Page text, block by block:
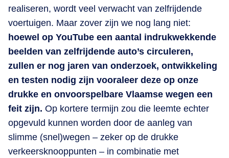
realiseren, wordt veel verwacht van zelfrijdende
voertuigen. Maar zover zijn we nog lang niet:
hoewel op YouTube een aantal indrukwekkende
beelden van zelfrijdende auto’s circuleren,
zullen er nog jaren van onderzoek, ontwikkeling
en testen nodig zijn vooraleer deze op onze
drukke en onvoorspelbare Vlaamse wegen een
feit zijn. Op kortere termijn zou die leemte echter
opgevuld kunnen worden door de aanleg van
slimme (snel)wegen – zeker op de drukke
verkeersknooppunten – in combinatie met